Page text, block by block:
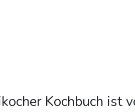
Kochbuch ist